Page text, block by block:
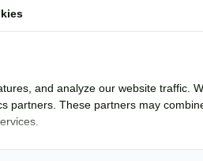
het best te bereiken via Whatsapp.
je graag. Ik probeer veel producten
and analyze our website traffic.
partners. These partners may